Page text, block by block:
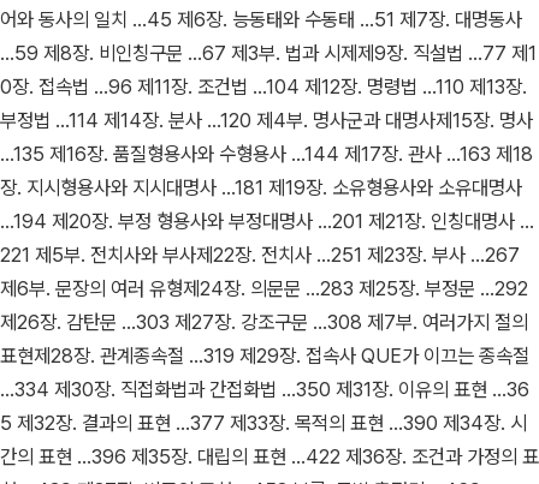
어와 동사의 일치 ...45 제6장. 능동태와 수동태 ...51 제7장. 대명동사
...59 제8장. 비인칭구문 ...67 제3부. 법과 시제제9장. 직설법 ...77 제1
0장. 접속법 ...96 제11장. 조건법 ...104 제12장. 명령법 ...110 제13장.
부정법 ...114 제14장. 분사 ...120 제4부. 명사군과 대명사제15장. 명사
...135 제16장. 품질형용사와 수형용사 ...144 제17장. 관사 ...163 제18
장. 지시형용사와 지시대명사 ...181 제19장. 소유형용사와 소유대명사
...194 제20장. 부정 형용사와 부정대명사 ...201 제21장. 인칭대명사 ...
221 제5부. 전치사와 부사제22장. 전치사 ...251 제23장. 부사 ...267
제6부. 문장의 여러 유형제24장. 의문문 ...283 제25장. 부정문 ...292
제26장. 감탄문 ...303 제27장. 강조구문 ...308 제7부. 여러가지 절의
표현제28장. 관계종속절 ...319 제29장. 접속사 QUE가 이끄는 종속절
...334 제30장. 직접화법과 간접화법 ...350 제31장. 이유의 표현 ...36
5 제32장. 결과의 표현 ...377 제33장. 목적의 표현 ...390 제34장. 시
간의 표현 ...396 제35장. 대립의 표현 ...422 제36장. 조건과 가정의 표